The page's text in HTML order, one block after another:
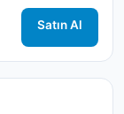
Satın Al